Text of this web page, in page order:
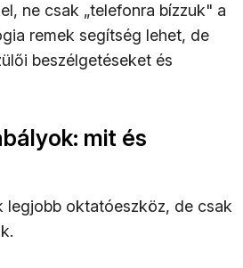
ne csak „telefonra bízzuk" a
remek segítség lehet, de
beszélgetéseket és
mit és
legjobb oktatóeszköz, de csak